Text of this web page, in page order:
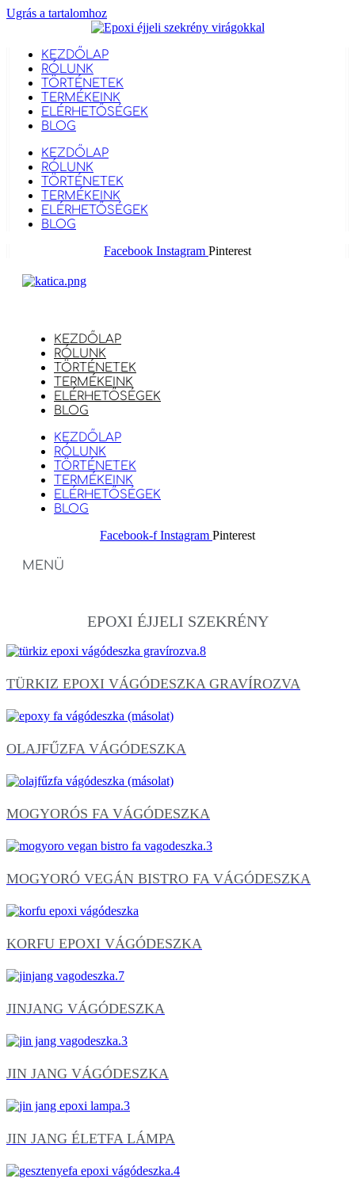
Ugrás a tartalomhoz
KEZDŐLAP
RÓLUNK
TÖRTÉNETEK
TERMÉKEINK
ELÉRHETŐSÉGEK
BLOG
KEZDŐLAP
RÓLUNK
TÖRTÉNETEK
TERMÉKEINK
ELÉRHETŐSÉGEK
BLOG
Facebook Instagram Pinterest
KEZDŐLAP
RÓLUNK
TÖRTÉNETEK
TERMÉKEINK
ELÉRHETŐSÉGEK
BLOG
KEZDŐLAP
RÓLUNK
TÖRTÉNETEK
TERMÉKEINK
ELÉRHETŐSÉGEK
BLOG
Facebook-f Instagram Pinterest
MENÜ
EPOXI ÉJJELI SZEKRÉNY
TÜRKIZ EPOXI VÁGÓDESZKA GRAVÍROZVA
OLAJFŰZFA VÁGÓDESZKA
MOGYORÓS FA VÁGÓDESZKA
MOGYORÓ VEGÁN BISTRO FA VÁGÓDESZKA
KORFU EPOXI VÁGÓDESZKA
JINJANG VÁGÓDESZKA
JIN JANG VÁGÓDESZKA
JIN JANG ÉLETFA LÁMPA